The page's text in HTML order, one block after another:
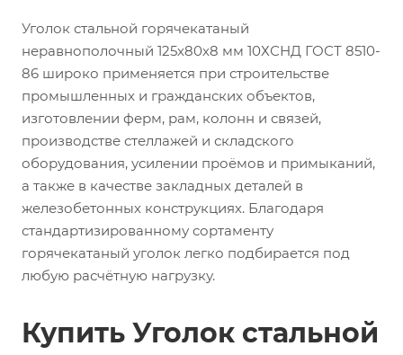
Уголок стальной горячекатаный
неравнополочный 125х80х8 мм 10ХСНД ГОСТ 8510-
86 широко применяется при строительстве
промышленных и гражданских объектов,
изготовлении ферм, рам, колонн и связей,
производстве стеллажей и складского
оборудования, усилении проёмов и примыканий,
а также в качестве закладных деталей в
железобетонных конструкциях. Благодаря
стандартизированному сортаменту
горячекатаный уголок легко подбирается под
любую расчётную нагрузку.
Купить Уголок стальной